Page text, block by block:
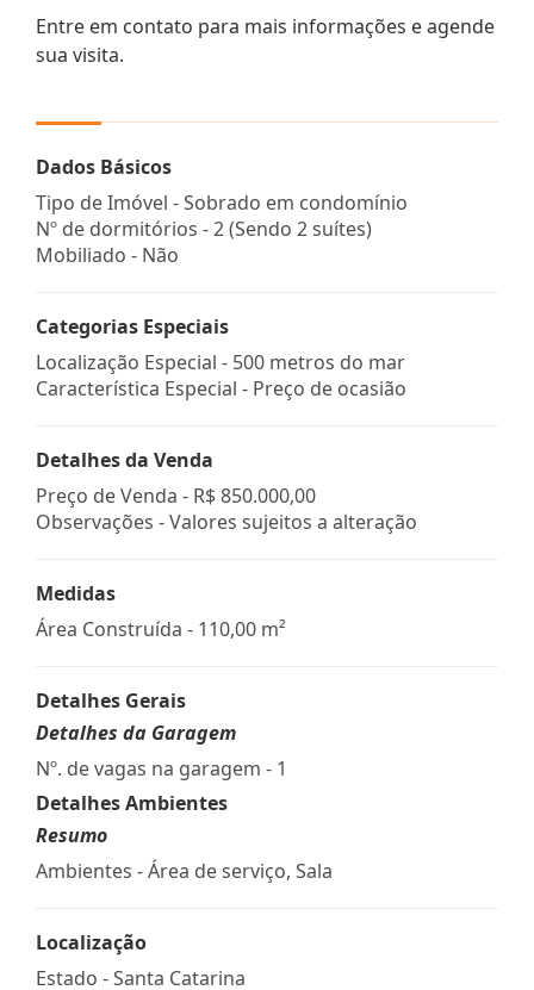
Entre em contato para mais informações e agende
sua visita.
Dados Básicos
Tipo de Imóvel - Sobrado em condomínio
Nº de dormitórios - 2 (Sendo 2 suítes)
Mobiliado - Não
Categorias Especiais
Localização Especial - 500 metros do mar
Característica Especial - Preço de ocasião
Detalhes da Venda
Preço de Venda - R$ 850.000,00
Observações - Valores sujeitos a alteração
Medidas
Área Construída - 110,00 m²
Detalhes Gerais
Detalhes da Garagem
Nº. de vagas na garagem - 1
Detalhes Ambientes
Resumo
Ambientes - Área de serviço, Sala
Localização
Estado -Santa Catarina